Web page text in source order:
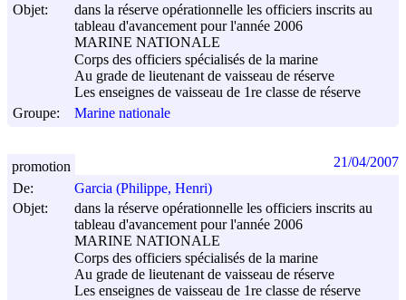
Objet:
dans la réserve opérationnelle les officiers inscrits au
tableau d'avancement pour l'année 2006
MARINE NATIONALE
Corps des officiers spécialisés de la marine
Au grade de lieutenant de vaisseau de réserve
Les enseignes de vaisseau de 1re classe de réserve
Groupe:
Marine nationale
De:
Garcia (Philippe, Henri)
Objet:
dans la réserve opérationnelle les officiers inscrits au
tableau d'avancement pour l'année 2006
MARINE NATIONALE
Corps des officiers spécialisés de la marine
Au grade de lieutenant de vaisseau de réserve
Les enseignes de vaisseau de 1re classe de réserve
promotion 21/04/2007